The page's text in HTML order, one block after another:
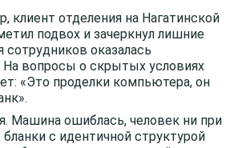
клиент отделения на Нагатинской
подвох и зачеркнул лишние
сотрудников оказалась
На вопросы о скрытых условиях
«Это проделки компьютера, он
Машина ошиблась, человек ни при
с идентичной структурой